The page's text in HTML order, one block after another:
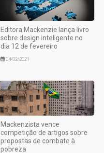
Editora Mackenzie lança livro
sobre design inteligente no
dia 12 de fevereiro
04/02/2021
Mackenzista vence
competição de artigos sobre
propostas de combate à
pobreza